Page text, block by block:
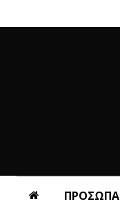
ΠΡΟΣΩΠΑ